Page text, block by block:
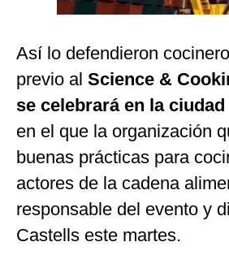
Así lo defendieron
previo al Science &
se celebrará en la
en el que la organización
buenas prácticas para
actores de la cadena
responsable del evento y
Castells este martes.